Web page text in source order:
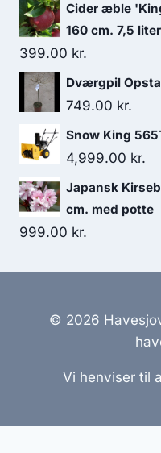
Cider æble
160 cm. 7,5
399.00 kr.
Dværgpil
749.00 kr.
Snow King
4,999.00 kr.
Japansk
cm. med potte
999.00 kr.
© 2026
Vi henviser til